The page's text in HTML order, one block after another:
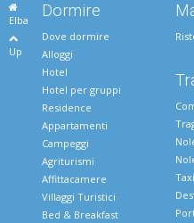
Elba
Up
Dormire
Dove dormire
Alloggi
Hotel
Hotel per gruppi
Residence
Appartamenti
Campeggi
Agriturismi
Affittacamere
Villaggi Turistici
Bed & Breakfast
Taxi